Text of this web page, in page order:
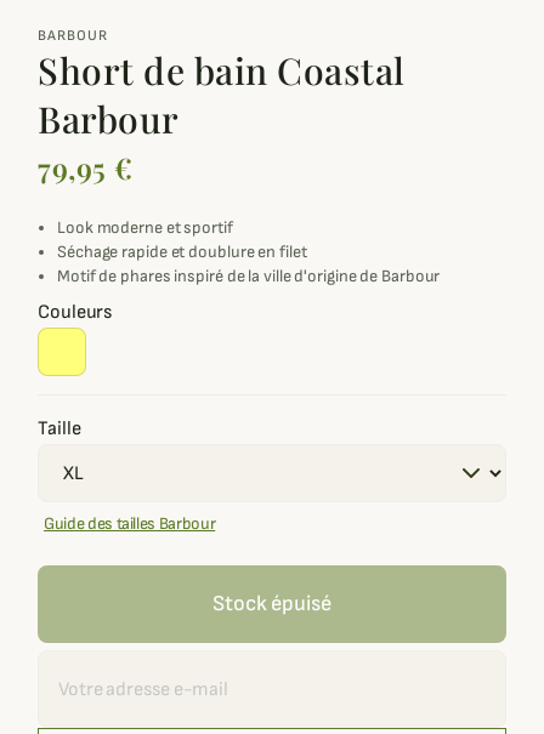
BARBOUR
Short de bain Coastal
Barbour
79,95 €
Look moderne et sportif
Séchage rapide et doublure en filet
Motif de phares inspiré de la ville d'origine de Barbour
Couleurs
Taille
Guide des tailles Barbour
Stock épuisé